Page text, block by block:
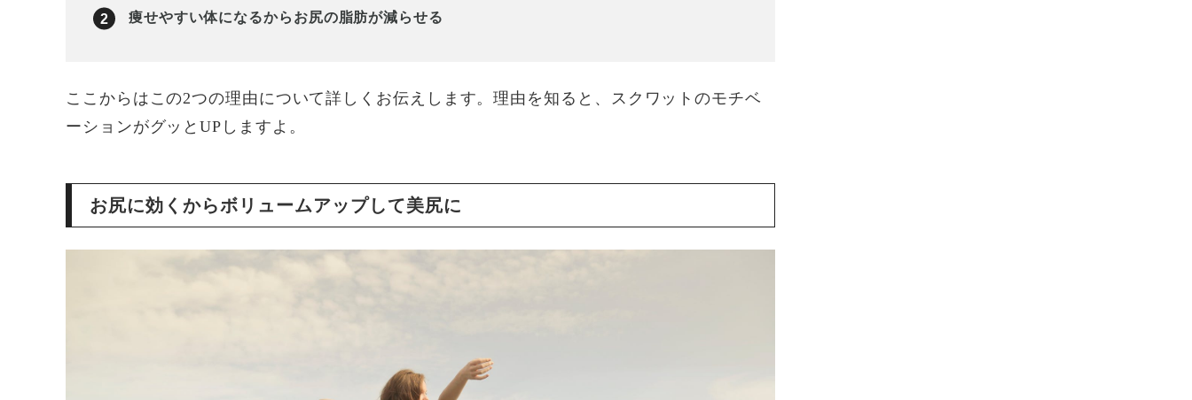
痩せやすい体になるからお尻の脂肪が減らせる
ここからはこの2つの理由について詳しくお伝えします。理由を知ると、スクワットのモチベ
ーションがグッとUPしますよ。
お尻に効くからボリュームアップして美尻に